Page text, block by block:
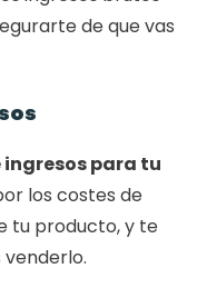
de que vas
para tu
los costes de
tu producto, y te